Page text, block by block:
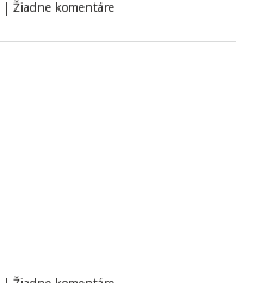
| Žiadne komentáre